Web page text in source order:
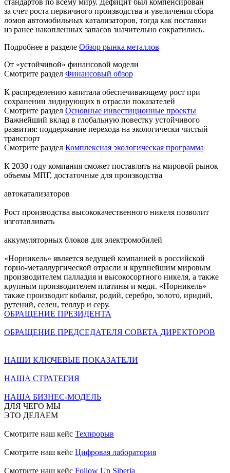
стандартов по всему миру. Дефицит был компенсирован
за счет роста первичного производства и увеличения сбора
ломов автомобильных катализаторов, тогда как поставки
из ранее накопленных запасов значительно сократились.
Подробнее в разделе Обзор рынка металлов
От «устойчивой» финансовой модели
Смотрите раздел Финансовый обзор
К распределению капитала обеспечивающему рост при
сохранении лидирующих в отрасли показателей
Смотрите раздел Основные инвестиционные проекты
Важнейший вклад в глобальную повестку устойчивого
развития: поддержание перехода на экологически чистый
транспорт
Смотрите раздел Комплексная экологическая программа
К 2030 году компания сможет поставлять на мировой рынок
объемы МПГ, достаточные для производства
автокатализаторов
Рост производства высококачественного никеля позволит
изготавливать
аккумуляторных блоков для электромобилей
«Норникель» является ведущей компанией в российской
горно-металлургической отрасли и крупнейшим мировым
производителем палладия и высокосортного никеля, а также
крупным производителем платины и меди. «Норникель»
также производит кобальт, родий, серебро, золото, иридий,
рутений, селен, теллур и серу.
ОБРАЩЕНИЕ ПРЕЗИДЕНТА
ОБРАЩЕНИЕ ПРЕДСЕДАТЕЛЯ СОВЕТА ДИРЕКТОРОВ
НАШИ КЛЮЧЕВЫЕ ПОКАЗАТЕЛИ
НАША СТРАТЕГИЯ
НАША БИЗНЕС-МОДЕЛЬ
ДЛЯ ЧЕГО МЫ
ЭТО ДЕЛАЕМ
Смотрите наш кейс Техпрорыв
Смотрите наш кейс Цифровая лаборатория
Смотрите наш кейс Follow Up Siberia